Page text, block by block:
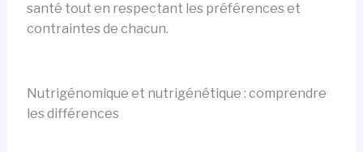
santé tout en respectant les préférences et
contraintes de chacun.
Nutrigénomique et nutrigénétique : comprendre
les différences